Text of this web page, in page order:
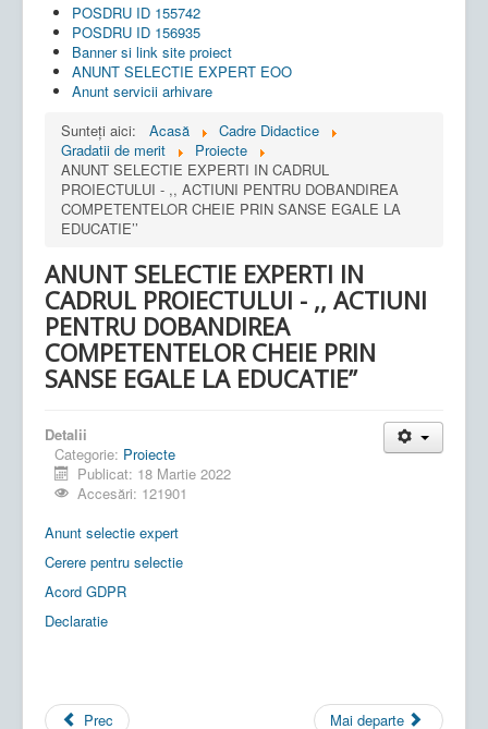
POSDRU ID 155742
POSDRU ID 156935
Banner si link site proiect
ANUNT SELECTIE EXPERT EOO
Anunt servicii arhivare
Sunteți aici:
Acasă
Cadre Didactice
Gradatii de merit
Proiecte
ANUNT SELECTIE EXPERTI IN CADRUL
PROIECTULUI - ,, ACTIUNI PENTRU DOBANDIREA
COMPETENTELOR CHEIE PRIN SANSE EGALE LA
EDUCATIE’’
ANUNT SELECTIE EXPERTI IN
CADRUL PROIECTULUI - ,, ACTIUNI
PENTRU DOBANDIREA
COMPETENTELOR CHEIE PRIN
SANSE EGALE LA EDUCATIE’’
Detalii
Categorie: Proiecte
Publicat: 18 Martie 2022
Accesări: 121901
Anunt selectie expert
Cerere pentru selectie
Acord GDPR
Declaratie
Prec Mai departe